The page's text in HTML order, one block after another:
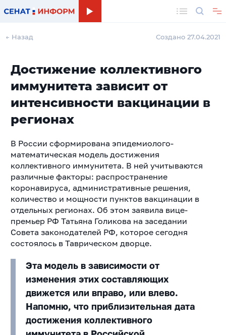
← Назад Создано 27.04.2021
Достижение коллективного
иммунитета зависит от
интенсивности вакцинации в
регионах
В России сформирована эпидемиолого-
математическая модель достижения
коллективного иммунитета. В ней учитываются
различные факторы: распространение
коронавируса, административные решения,
количество и мощности пунктов вакцинации в
отдельных регионах. Об этом заявила вице-
премьер РФ Татьяна Голикова на заседании
Совета законодателей РФ, которое сегодня
состоялось в Таврическом дворце.
Эта модель в зависимости от
изменения этих составляющих
движется или вправо, или влево.
Напомню, что приблизительная дата
достижения коллективного